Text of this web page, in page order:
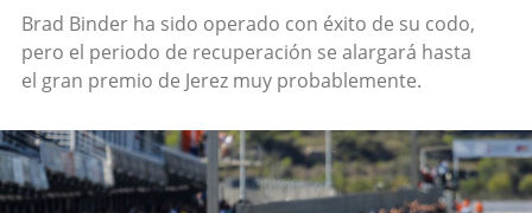
Brad Binder ha sido operado con éxito de su codo,
pero el periodo de recuperación se alargará hasta
el gran premio de Jerez muy probablemente.